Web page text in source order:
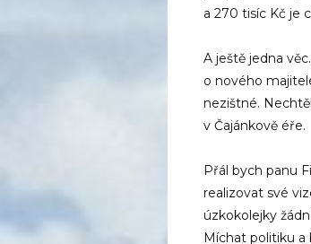
a 270 tisíc Kč je
A ještě jedna
o nového
nezištné.
v Čajánkově éře.
Přál bych panu
realizovat své
úzkokolejky
Míchat politiku a